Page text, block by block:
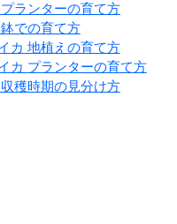
プランターの育て方
鉢での育て方
カ 地植えの育て方
カ プランターの育て方
収穫時期の見分け方